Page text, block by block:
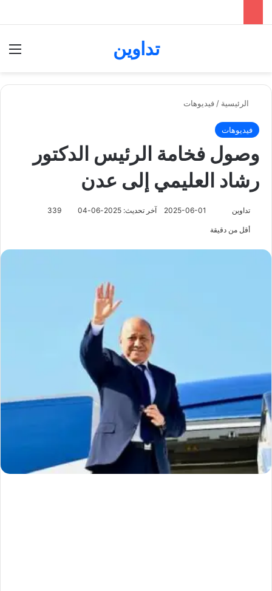
تداوين
الرئيسية / فيديوهات
فيديوهات
وصول فخامة الرئيس الدكتور
رشاد العليمي إلى عدن
تداوين 2025-06-01 آخر تحديث: 2025-06-04 339
أقل من دقيقة